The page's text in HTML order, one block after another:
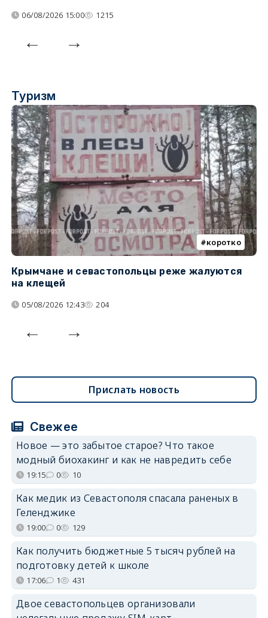
06/08/2026 15:00 1215
Туризм
коротко
Крымчане и севастопольцы реже жалуются
на клещей
05/08/2026 12:43 204
Прислать новость
Свежее
Новое — это забытое старое? Что такое
модный биохакинг и как не навредить себе
19:15 0 10
Как медик из Севастополя спасала раненых в
Геленджике
19:00 0 129
Как получить бюджетные 5 тысяч рублей на
подготовку детей к школе
17:06 1 431
Двое севастопольцев организовали